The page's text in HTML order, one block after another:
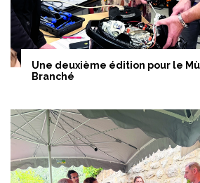
Une deuxième édition pour le
Branché